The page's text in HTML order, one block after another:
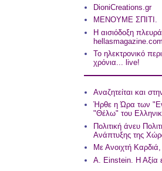
DioniCreations.gr
ΜΕΝΟΥΜΕ ΣΠΙΤΙ.
Η αισιόδοξη
hellasmagazine.com
Το ηλεκτρονικό
χρόνια... live!
Αναζητείται και
Ήρθε η Ώρα των
"Θέλω" του
Πολιτική άνευ
Ανάπτυξης της
Με Ανοιχτή
A. Einstein. Η Αξία